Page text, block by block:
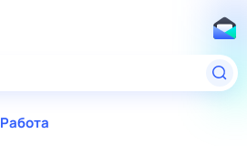
Работа